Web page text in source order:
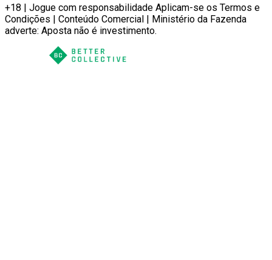
+18 | Jogue com responsabilidade Aplicam-se os Termos e
Condições | Conteúdo Comercial | Ministério da Fazenda
adverte: Aposta não é investimento.